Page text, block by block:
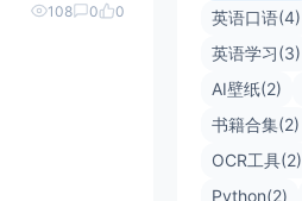
108 0 0
英语口语(4)
英语学习(3)
AI壁纸(2)
书籍合集(2)
OCR工具(2)
Python(2)